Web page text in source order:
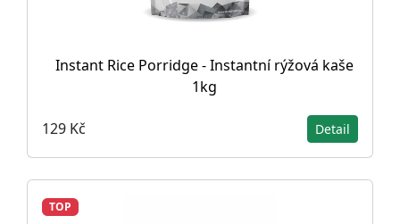
Instant Rice Porridge - Instantní rýžová kaše
1kg
129 Kč Detail
TOP